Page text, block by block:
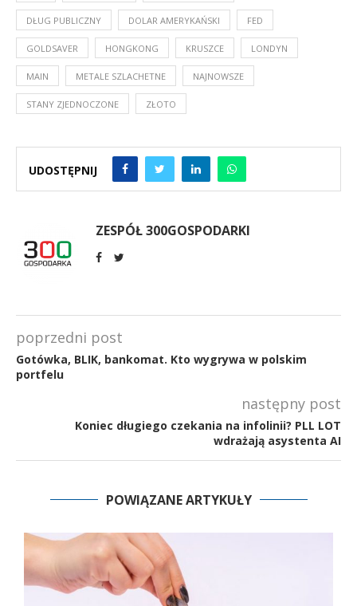
DŁUG PUBLICZNY DOLAR AMERYKAŃSKI FED
GOLDSAVER HONGKONG KRUSZCE LONDYN
MAIN METALE SZLACHETNE NAJNOWSZE
STANY ZJEDNOCZONE ZŁOTO
UDOSTĘPNIJ
ZESPÓŁ 300GOSPODARKI
poprzedni post
Gotówka, BLIK, bankomat. Kto wygrywa w polskim
portfelu
następny post
Koniec długiego czekania na infolinii? PLL LOT
wdrażają asystenta AI
POWIĄZANE ARTYKUŁY